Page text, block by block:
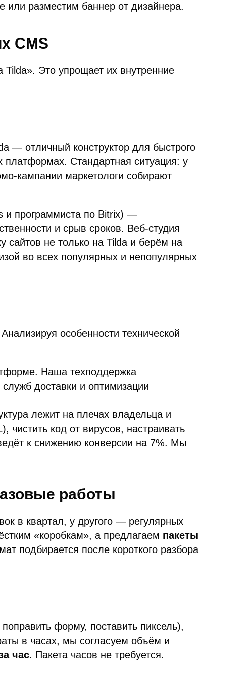
или разместим баннер от дизайнера.
CMS
Это упрощает их внутренние
— отличный конструктор для быстрого
платформах. Стандартная ситуация: у
кампании маркетологи собирают
и программиста по Bitrix) —
и срыв сроков. Веб-студия
сайтов не только на Tilda и берём на
во всех популярных и непопулярных
особенности технической
Наша техподдержка
доставки и оптимизации
лежит на плечах владельца и
чистить код от вирусов, настраивать
к снижению конверсии на 7%. Мы
работы
в квартал, у другого — регулярных
«коробкам», а предлагаем пакеты
подбирается после короткого разбора
форму, поставить пиксель),
в часах, мы согласуем объём и
час. Пакета часов не требуется.